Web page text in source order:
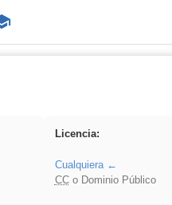
Licencia:
Cualquiera
CCo Dominio Público